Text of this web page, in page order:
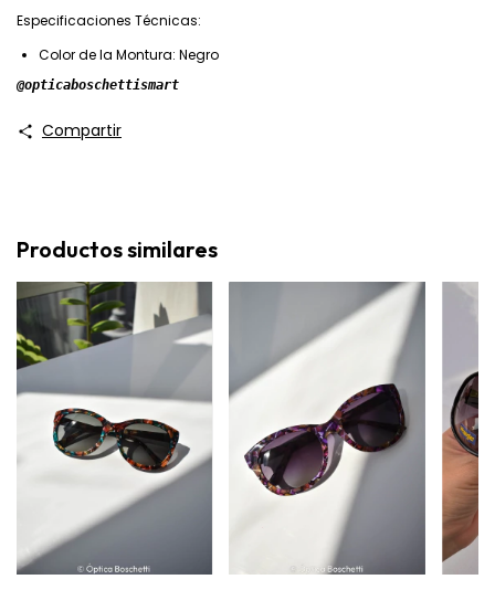
Especificaciones Técnicas:
Color de la Montura: Negro
@opticaboschettismart
Compartir
Productos similares